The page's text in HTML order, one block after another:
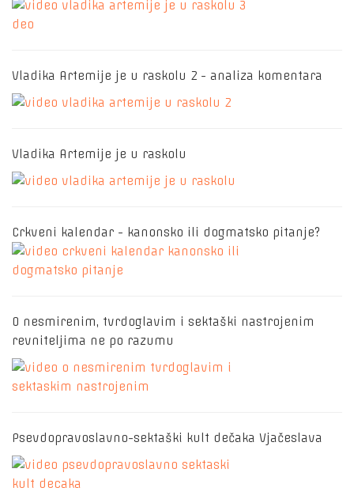
Vladika Artemije je u raskolu 2 - analiza komentara
Vladika Artemije je u raskolu
Crkveni kalendar - kanonsko ili dogmatsko pitanje?
O nesmirenim, tvrdoglavim i sektaški nastrojenim
revniteljima ne po razumu
Psevdopravoslavno-sektaški kult dečaka Vjačeslava